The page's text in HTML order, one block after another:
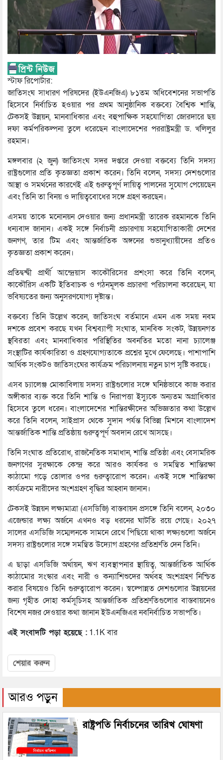
স্টাফ রিপোর্টার:
জাতিসংঘ সাধারণ পরিষদের (ইউএনজিএ) ৮১তম অধিবেশনের সভাপতি
হিসেবে নির্বাচিত হওয়ার পর প্রথম আনুষ্ঠানিক বক্তব্যে বৈশ্বিক শান্তি,
টেকসই উন্নয়ন, মানবাধিকার এবং বহুপাক্ষিক সহযোগিতা জোরদারে ছয়
দফা কর্মপরিকল্পনা তুলে ধরেছেন বাংলাদেশের পররাষ্ট্রমন্ত্রী ড. খলিলুর
রহমান।
মঙ্গলবার (২ জুন) জাতিসংঘ সদর দপ্তরে দেওয়া বক্তব্যে তিনি সদস্য
রাষ্ট্রগুলোর প্রতি কৃতজ্ঞতা প্রকাশ করেন। তিনি বলেন, সদস্য দেশগুলোর
আস্থা ও সমর্থনের কারণেই এই গুরুত্বপূর্ণ দায়িত্ব পালনের সুযোগ পেয়েছেন
এবং তিনি তা বিনয় ও দায়িত্ববোধের সঙ্গে গ্রহণ করছেন।
এসময় তাকে মনোনয়ন দেওয়ার জন্য প্রধানমন্ত্রী তারেক রহমানকে তিনি
ধন্যবাদ জানান। একই সঙ্গে নির্বাচনী প্রচারণায় সহযোগিতাকারী দেশের
জনগণ, তার টিম এবং আন্তর্জাতিক অঙ্গনের শুভানুধ্যায়ীদের প্রতিও
কৃতজ্ঞতা প্রকাশ করেন।
প্রতিদ্বন্দ্বী প্রার্থী আন্দ্রেয়াস কাকৌরিসের প্রশংসা করে তিনি বলেন,
কাকৌরিস একটি ইতিবাচক ও গঠনমূলক প্রচারণা পরিচালনা করেছেন, যা
ভবিষ্যতের জন্য অনুসরণযোগ্য দৃষ্টান্ত।
বক্তব্যে তিনি উল্লেখ করেন, জাতিসংঘ বর্তমানে এমন এক সময় নবম
দশকে প্রবেশ করছে যখন বিশ্বব্যাপী সংঘাত, মানবিক সংকট, উন্নয়নগত
স্থবিরতা এবং মানবাধিকার পরিস্থিতির অবনতির মতো নানা চ্যালেঞ্জ
সংস্থাটির কার্যকারিতা ও গ্রহণযোগ্যতাকে প্রশ্নের মুখে ফেলেছে। পাশাপাশি
আর্থিক সংকটও জাতিসংঘের কার্যক্রম পরিচালনায় নতুন চাপ সৃষ্টি করছে।
এসব চ্যালেঞ্জ মোকাবিলায় সদস্য রাষ্ট্রগুলোর সঙ্গে ঘনিষ্ঠভাবে কাজ করার
অঙ্গীকার ব্যক্ত করে তিনি শান্তি ও নিরাপত্তা ইস্যুকে অন্যতম অগ্রাধিকার
হিসেবে তুলে ধরেন। বাংলাদেশের শান্তিরক্ষীদের অভিজ্ঞতার কথা উল্লেখ
করে তিনি বলেন, সাইপ্রাস থেকে সুদান পর্যন্ত বিভিন্ন মিশনে বাংলাদেশ
আন্তর্জাতিক শান্তি প্রতিষ্ঠায় গুরুত্বপূর্ণ অবদান রেখে আসছে।
তিনি সংঘাত প্রতিরোধ, রাজনৈতিক সমাধান, শান্তি প্রতিষ্ঠা এবং বেসামরিক
জনগণের সুরক্ষাকে কেন্দ্র করে আরও কার্যকর ও সমন্বিত শান্তিরক্ষা
কাঠামো গড়ে তোলার ওপর গুরুত্বারোপ করেন। একই সঙ্গে শান্তিরক্ষা
কার্যক্রমে নারীদের অংশগ্রহণ বৃদ্ধির আহ্বান জানান।
টেকসই উন্নয়ন লক্ষ্যমাত্রা (এসডিজি) বাস্তবায়ন প্রসঙ্গে তিনি বলেন, ২০৩০
এজেন্ডার লক্ষ্য অর্জনে এখনও বড় ধরনের ঘাটতি রয়ে গেছে। ২০২৭
সালের এসডিজি সম্মেলনকে সামনে রেখে পিছিয়ে থাকা লক্ষ্যগুলো অর্জনে
সদস্য রাষ্ট্রগুলোর সঙ্গে সমন্বিত উদ্যোগ গ্রহণের প্রতিশ্রুতি দেন তিনি।
এ ছাড়া এসডিজি অর্থায়ন, ঋণ ব্যবস্থাপনার স্থায়িত্ব, আন্তর্জাতিক আর্থিক
কাঠামোর সংস্কার এবং নারী ও কন্যাশিশুদের অর্থবহ অংশগ্রহণ নিশ্চিত
করার বিষয়েও তিনি গুরুত্বারোপ করেন। স্বল্পোন্নত দেশগুলোর উন্নয়নের
জন্য গৃহীত দোহা কর্মসূচিসহ আন্তর্জাতিক প্রতিশ্রুতিগুলোর বাস্তবায়নেও
বিশেষ নজর দেওয়ার কথা জানান ইউএনজিএর নবনির্বাচিত সভাপতি।
এই সংবাদটি পড়া হয়েছে : 1.1K বার
শেয়ার করুন
আরও পড়ুন
রাষ্ট্রপতি নির্বাচনের তারিখ ঘোষণা